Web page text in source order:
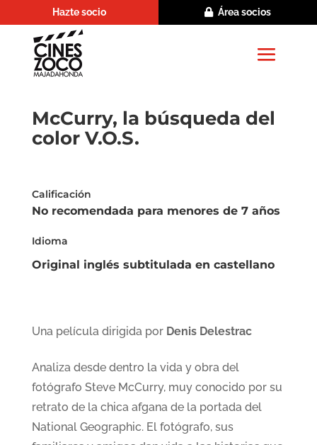
Hazte socio Área socios
McCurry, la búsqueda del
color V.O.S.
Calificación
No recomendada para menores de 7 años
Idioma
Original inglés subtitulada en castellano
Una película dirigida por Denis Delestrac
Analiza desde dentro la vida y obra del
fotógrafo Steve McCurry, muy conocido por su
retrato de la chica afgana de la portada del
National Geographic. El fotógrafo, sus